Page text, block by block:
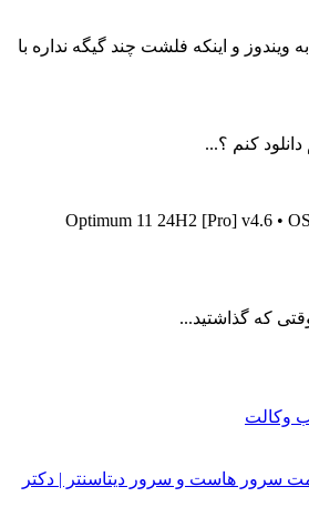
ویندوز و اینکه فلشت چند گیگه نداره با
کنم ؟...
Optimum 11 24H2 [Pro] v4.6 •
که گذاشتید...
وکالت
سرور هاست و سرور دیتاسنتر | دکتر